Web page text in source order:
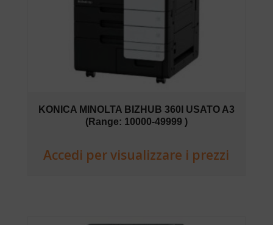
KONICA MINOLTA BIZHUB 360I USATO A3
(Range: 10000-49999 )
Accedi per visualizzare i prezzi